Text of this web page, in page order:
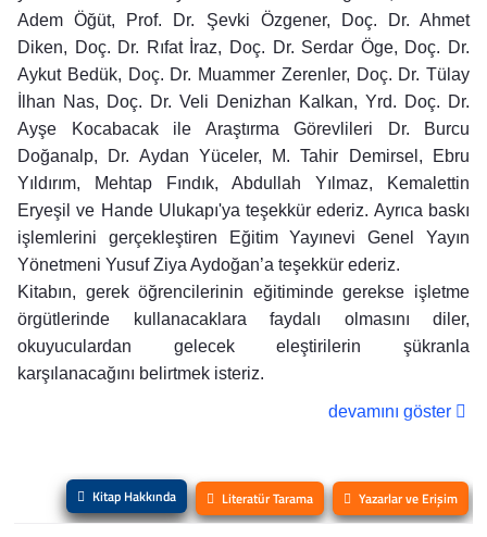
Adem Öğüt, Prof. Dr. Şevki Özgener, Doç. Dr. Ahmet
Diken, Doç. Dr. Rıfat İraz, Doç. Dr. Serdar Öge, Doç. Dr.
Aykut Bedük, Doç. Dr. Muammer Zerenler, Doç. Dr. Tülay
İlhan Nas, Doç. Dr. Veli Denizhan Kalkan, Yrd. Doç. Dr.
Ayşe Kocabacak ile Araştırma Görevlileri Dr. Burcu
Doğanalp, Dr. Aydan Yüceler, M. Tahir Demirsel, Ebru
Yıldırım, Mehtap Fındık, Abdullah Yılmaz, Kemalettin
Eryeşil ve Hande Ulukapı'ya teşekkür ederiz. Ayrıca baskı
işlemlerini gerçekleştiren Eğitim Yayınevi Genel Yayın
Yönetmeni Yusuf Ziya Aydoğan’a teşekkür ederiz.
Kitabın, gerek öğrencilerinin eğitiminde gerekse işletme
örgütlerinde kullanacaklara faydalı olmasını diler,
okuyuculardan gelecek eleştirilerin şükranla
karşılanacağını belirtmek isteriz.
devamını göster
Kitap Hakkında Literatür Tarama Yazarlar ve Erişim